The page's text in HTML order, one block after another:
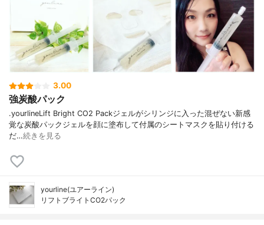
3.00
強炭酸パック
.yourlineLift Bright CO2 Packジェルがシリンジに入った混ぜない新感
覚な炭酸パックジェルを顔に塗布して付属のシートマスクを貼り付ける
だ…続きを見る
yourline(ユアーライン)
リフトブライトCO2パック